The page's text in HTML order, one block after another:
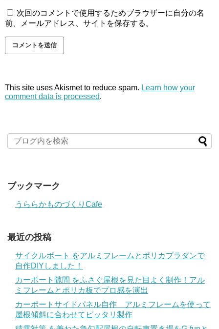
次回のコメントで使用するためブラウザーに自分の名
前、メールアドレス、サイトを保存する。
This site uses Akismet to reduce spam. Learn how your
comment data is processed.
ブックマーク
うららかものづくりCafe
最近の投稿
サイクルポート をアルミフレームとポリカプラダンで
自作DIYしました！
カーポート隙間 をふさぐ屋根を見た目よく制作！アル
ミフレームとポリカ板でプロ感を演出
カーポートサイドパネル自作 アルミフレームを使って
屋根傾斜に合わせてピッタリ製作